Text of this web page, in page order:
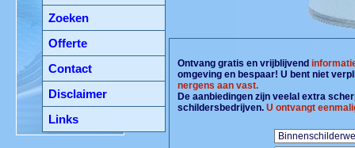
Zoeken
Offerte
Contact
Disclaimer
Links
Ontvang gratis en vrijblijvend
omgeving en bespaar! U bent niet
nergens aan vast.
De aanbiedingen zijn veelal extra
schildersbedrijven.U ontvangt